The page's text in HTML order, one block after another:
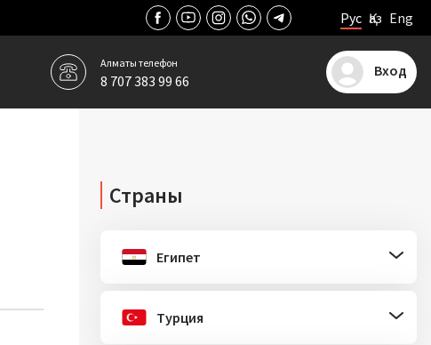
Рус Қаз Eng
Алматы телефон
8 707 383 99 66
Вход
Страны
Египет
Турция